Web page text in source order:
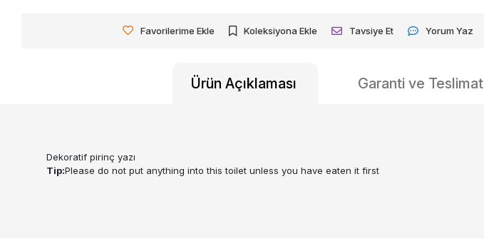
Favorilerime Ekle Koleksiyona Ekle Tavsiye Et Yorum Yaz
Ürün Açıklaması Garanti ve Teslimat
Dekoratif pirinç yazı
Tip:Please do not put anything into this toilet unless you have eaten it first